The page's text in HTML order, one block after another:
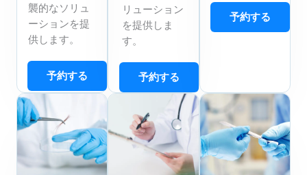
襲的なソリュ
ーションを提
供します。
予約する
リューション
を提供しま
す。
予約する
予約する